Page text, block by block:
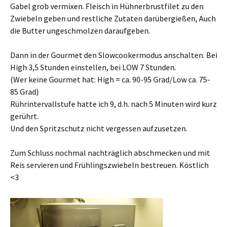
Gabel grob vermixen. Fleisch in Hühnerbrustfilet zu den
Zwiebeln geben und restliche Zutaten darübergießen, Auch
die Butter ungeschmolzen daraufgeben.
Dann in der Gourmet den Slowcookermodus anschalten. Bei
High 3,5 Stunden einstellen, bei LOW 7 Stunden.
(Wer keine Gourmet hat: High = ca. 90-95 Grad/Low ca. 75-
85 Grad)
Rührintervallstufe hatte ich 9, d.h. nach 5 Minuten wird kurz
gerührt.
Und den Spritzschutz nicht vergessen aufzusetzen.
Zum Schluss nochmal nachträglich abschmecken und mit
Reis servieren und Frühlingszwiebeln bestreuen. Köstlich
<3